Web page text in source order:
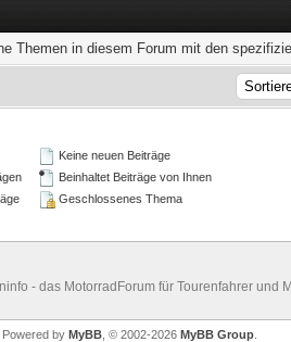
Themen in diesem Forum mit den
Keine neuen Beiträge
Beinhaltet Beiträge von Ihnen
Geschlossenes Thema
- das MotorradForum für Tourenfahrer und
, Powered by MyBB , © 2002-2026 MyBB Group